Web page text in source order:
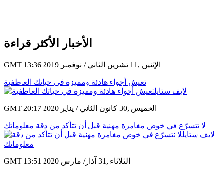
الأخبار الأكثر قراءة
GMT 13:36 2019 الإثنين ,11 تشرين الثاني / نوفمبر
تعيش أجواء هادئة ومميزة في حياتك العاطفية
GMT 20:17 2020 الخميس ,30 كانون الثاني / يناير
لا تتسرّع في خوض مغامرة مهنية قبل أن تتأكد من دقة معلوماتك
GMT 13:51 2020 الثلاثاء ,31 آذار/ مارس